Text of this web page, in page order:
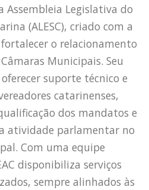
Assembleia Legislativa do
(ALESC), criado com a
o relacionamento
Municipais. Seu
suporte técnico e
catarinenses,
dos mandatos e
atividade parlamentar no
Com uma equipe
disponibiliza serviços
sempre alinhados às